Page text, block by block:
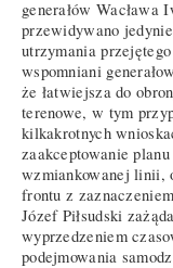
generałów
przewidywano
utrzymania
wspomniani
że łatwiejsza do
terenowe, w tym
kilkakrotnych
zaakceptowanie
wzmiankowanej linii,
frontu z
Józef Piłsudski
wyprzedzeniem
podejmowania